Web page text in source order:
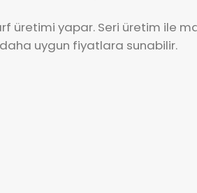
üretimi yapar. Seri üretim ile
uygun fiyatlara sunabilir.